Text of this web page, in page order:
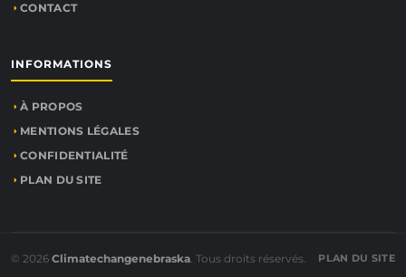
CONTACT
INFORMATIONS
À PROPOS
MENTIONS LÉGALES
CONFIDENTIALITÉ
PLAN DU SITE
© 2026 Climatechangenebraska. Tous droits réservés. PLAN DU SITE